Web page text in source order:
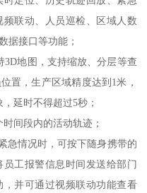
联动、人员巡检、区域人数
据接口等功能；
3D地图，支持缩放、分层等查
置，生产区域精度达到1米，
延时不得超过5秒；
间段内的活动轨迹；
急情况时，可按下随身携带的
工报警信息时间发送给部门
并可通过视频联动功能查看